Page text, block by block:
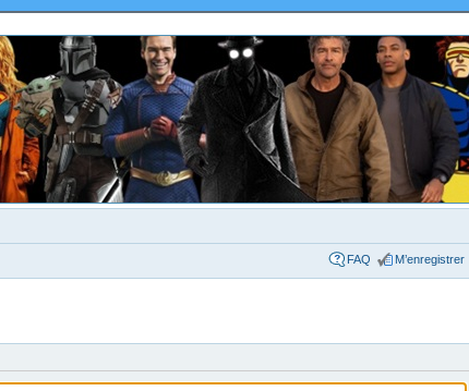
FAQ M’enregistrer